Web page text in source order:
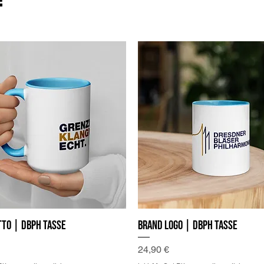
| DBPh Tasse Brand Logo | DBPh Tasse
Preis
24,90 €